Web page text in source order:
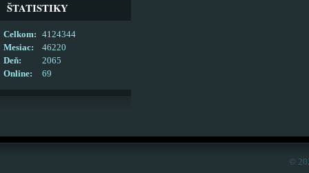
ŠTATISTIKY
Online: 69
Celkom:
4124344
Mesiac:
46220
Deň:
2065
©